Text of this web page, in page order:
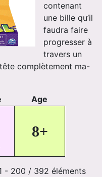
contenant
une bille qu’il
faudra faire
progresser à
travers un
complètement ma-
Age
8+
- 200 / 392 éléments